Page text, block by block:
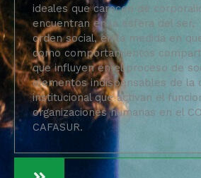
ideales que carecen de
encuentran en la esfera del ser,
orden social, en la medida en
como comportamientos
que influyen en el proceso de
elementos indispensables de la
institucional que activan el
organizaciones humanas en el
CAFASUR.